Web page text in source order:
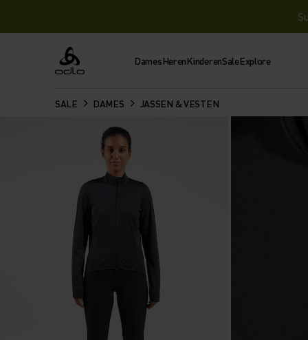
Odlo DamesHerenKinderenSaleExplore
SALE DAMES JASSEN & VESTEN